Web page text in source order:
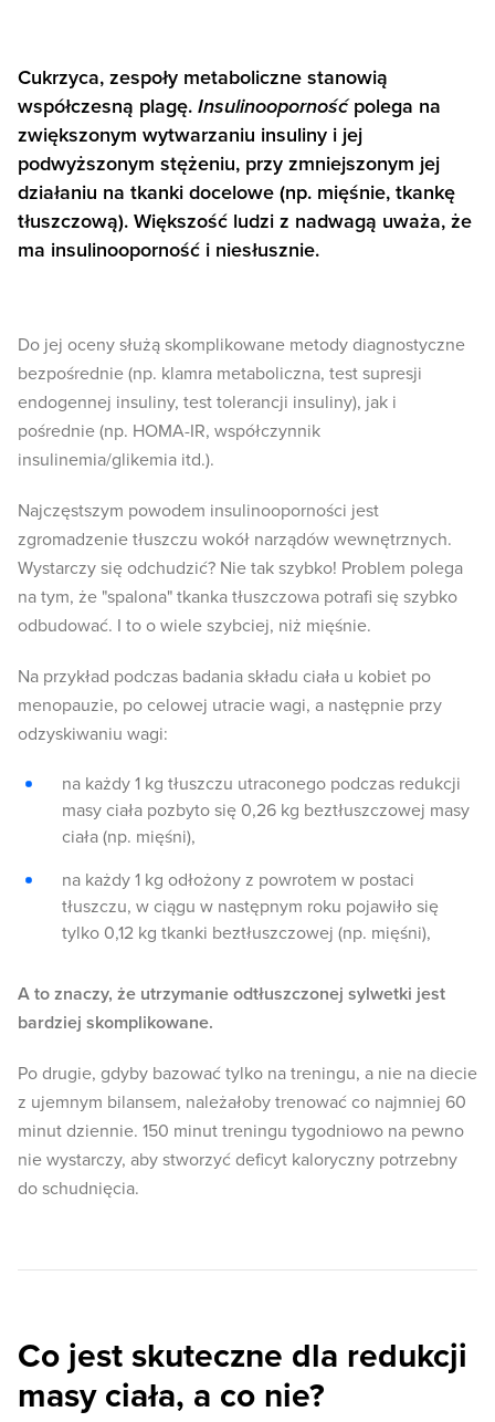
Cukrzyca, zespoły metaboliczne stanowią
współczesną plagę. Insulinoopornośćpolega na
zwiększonym wytwarzaniu insuliny i jej
podwyższonym stężeniu, przy zmniejszonym jej
działaniu na tkanki docelowe (np. mięśnie, tkankę
tłuszczową). Większość ludzi z nadwagą uważa, że
ma insulinooporność i niesłusznie.
Do jej oceny służą skomplikowane metody diagnostyczne
bezpośrednie (np. klamra metaboliczna, test supresji
endogennej insuliny, test tolerancji insuliny), jak i
pośrednie (np. HOMA-IR, współczynnik
insulinemia/glikemia itd.).
Najczęstszym powodem insulinooporności jest
zgromadzenie tłuszczu wokół narządów wewnętrznych.
Wystarczy się odchudzić? Nie tak szybko! Problem polega
na tym, że "spalona" tkanka tłuszczowa potrafi się szybko
odbudować. I to o wiele szybciej, niż mięśnie.
Na przykład podczas badania składu ciała u kobiet po
menopauzie, po celowej utracie wagi, a następnie przy
odzyskiwaniu wagi:
na każdy 1 kg tłuszczu utraconego podczas redukcji
masy ciała pozbyto się 0,26 kg beztłuszczowej masy
ciała (np. mięśni),
na każdy 1 kg odłożony z powrotem w postaci
tłuszczu, w ciągu w następnym roku pojawiło się
tylko 0,12 kg tkanki beztłuszczowej (np. mięśni),
A to znaczy, że utrzymanie odtłuszczonej sylwetki jest
bardziej skomplikowane.
Po drugie, gdyby bazować tylko na treningu, a nie na diecie
z ujemnym bilansem, należałoby trenować co najmniej 60
minut dziennie. 150 minut treningu tygodniowo na pewno
nie wystarczy, aby stworzyć deficyt kaloryczny potrzebny
do schudnięcia.
Co jest skuteczne dla redukcji
masy ciała, a co nie?